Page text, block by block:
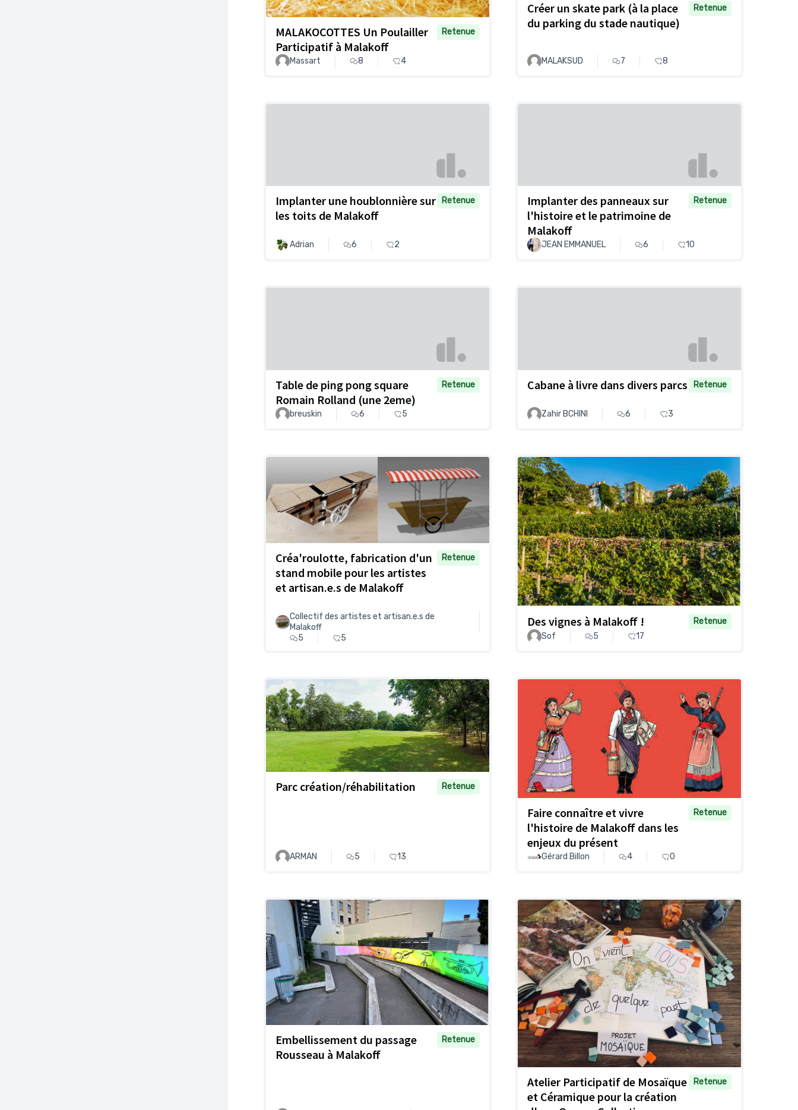
MALAKOCOTTES Un Poulailler
Participatif à Malakoff
Retenue
Massart 8 4
Créer un skate park (à la place
du parking du stade nautique)
Retenue
MALAKSUD 7 8
Implanter une houblonnière sur
les toits de Malakoff
Retenue
Adrian 6 2
Implanter des panneaux sur
l'histoire et le patrimoine de
Malakoff
Retenue
JEAN EMMANUEL 6 10
Table de ping pong square
Romain Rolland (une 2eme)
Retenue
breuskin 6 5
Cabane à livre dans divers parcs Retenue
Zahir BCHINI 6 3
Créa'roulotte, fabrication d'un
stand mobile pour les artistes
et artisan.e.s de Malakoff
Retenue
Collectif des artistes et artisan.e.s de
Malakoff
5
5
Des vignes à Malakoff !
Retenue
Sof
5 17
Parc création/réhabilitation Retenue
ARMAN 5 13
Faire connaître et vivre
l'histoire de Malakoff dans les
enjeux du présent
Retenue
Gérard Billon 4 0
Embellissement du passage
Rousseau à Malakoff
Retenue
Atelier Participatif de Mosaïque
et Céramique pour la création
Retenue